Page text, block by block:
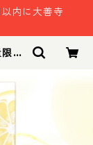
内に大善寺